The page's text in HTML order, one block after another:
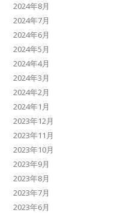
2024年8月
2024年7月
2024年6月
2024年5月
2024年4月
2024年3月
2024年2月
2024年1月
2023年12月
2023年11月
2023年10月
2023年9月
2023年8月
2023年7月
2023年6月